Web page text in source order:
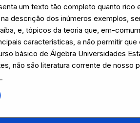
um texto tão completo quanto rico
descrição dos inúmeros exemplos,
e, tópicos da teoria que, em-
características, a não permitir
básico de Álgebra Universidades
não são literatura corrente de nosso